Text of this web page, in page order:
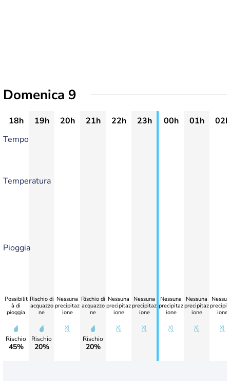
Domenica 9
18h 19h 20h 21h 22h 23h 00h 01h
02h
Tempo
Temperatura
Pioggia
Possibilit
à di
pioggia
Rischio
45%
Rischio di
acquazzo
ne
Rischio
20%
Nessuna
precipitaz
ione
Rischio di
acquazzo
ne
Rischio
20%
Nessuna
precipitaz
ione
Nessuna
precipitaz
ione
Nessuna
precipitaz
ione
Nessuna
precipitaz
ione
ione